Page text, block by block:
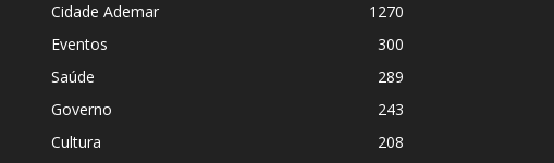
Cidade Ademar
1270
Eventos
300
Saúde
289
Governo
243
Cultura
208